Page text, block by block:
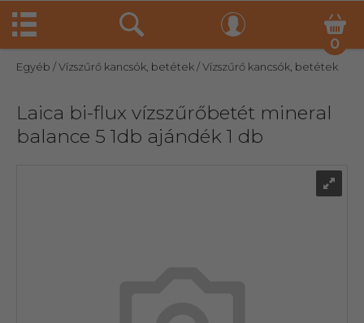
0
Egyéb / Vízszűrő kancsók, betétek/ Vízszűrő kancsók, betétek
Laica bi-flux vízszűrőbetét mineral
balance 5 1db ajándék 1 db